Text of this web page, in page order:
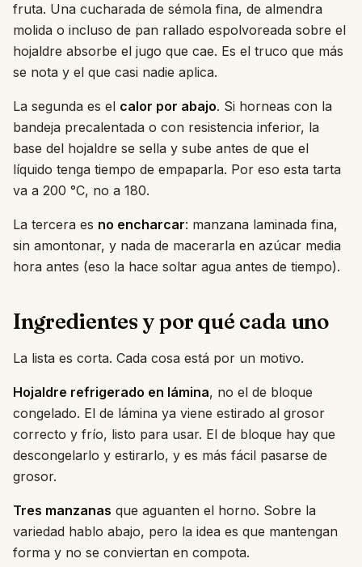
fruta. Una cucharada de sémola fina, de almendra
molida o incluso de pan rallado espolvoreada sobre el
hojaldre absorbe el jugo que cae. Es el truco que más
se nota y el que casi nadie aplica.
La segunda es el calor por abajo. Si horneas con la
bandeja precalentada o con resistencia inferior, la
base del hojaldre se sella y sube antes de que el
líquido tenga tiempo de empaparla. Por eso esta tarta
va a 200 °C, no a 180.
La tercera es no encharcar: manzana laminada fina,
sin amontonar, y nada de macerarla en azúcar media
hora antes (eso la hace soltar agua antes de tiempo).
Ingredientes y por qué cada uno
La lista es corta. Cada cosa está por un motivo.
Hojaldre refrigerado en lámina, no el de bloque
congelado. El de lámina ya viene estirado al grosor
correcto y frío, listo para usar. El de bloque hay que
descongelarlo y estirarlo, y es más fácil pasarse de
grosor.
Tres manzanas que aguanten el horno. Sobre la
variedad hablo abajo, pero la idea es que mantengan
forma y no se conviertan en compota.